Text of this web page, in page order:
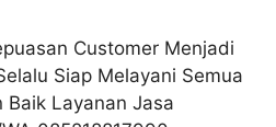
Customer Menjadi
Siap Melayani Semua
Baik Layanan Jasa